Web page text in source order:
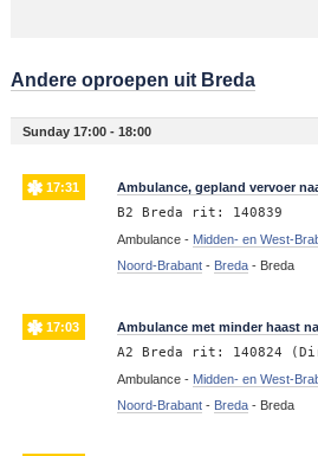
Andere oproepen uit Breda
Sunday 17:00 - 18:00
17:31 Ambulance, gepland vervoer
B2 Breda rit: 140839
Ambulance - Midden- en West-
Noord-Brabant- Breda- Breda
17:03 Ambulance met minder haast
A2 Breda rit: 140824
Ambulance - Midden- en West-
Noord-Brabant- Breda- Breda